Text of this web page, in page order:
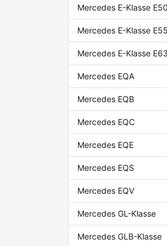
Mercedes E-Klasse
Mercedes E-Klasse
Mercedes E-Klasse
Mercedes EQA
Mercedes EQB
Mercedes EQC
Mercedes EQE
Mercedes EQS
Mercedes EQV
Mercedes GL-Klasse
Mercedes GLB-Klasse